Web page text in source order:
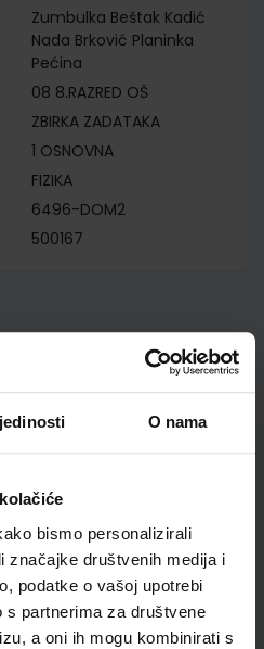
O nama
bismo personalizirali
značajke društvenih medija i
podatke o vašoj upotrebi
s partnerima za društvene
a oni ih mogu kombinirati s
Zumbulka Beštak Kadić
Nada Brković Planinka
Pećina
08 8.RAZRED OŠ
ZBIRKA ZADATAKA
1 OSNOVNA
FIZIKA
6496-DOM2
500167
školske
tip 167